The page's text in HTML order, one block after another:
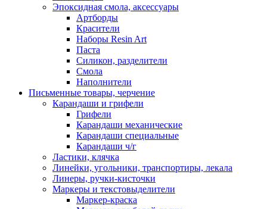
Эпоксидная смола, аксессуары
Артборды
Красители
Наборы Resin Art
Паста
Силикон, разделители
Смола
Наполнители
Письменные товары, черчение
Карандаши и грифели
Грифели
Карандаши механические
Карандаши специальные
Карандаши ч/г
Ластики, клячка
Линейки, угольники, транспортиры, лекала
Линеры, ручки-кисточки
Маркеры и текстовыделители
Маркер-краска